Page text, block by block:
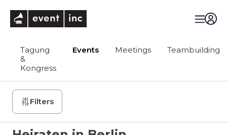
Tagung
&
Kongress
Events Meetings Teambuilding
Filters